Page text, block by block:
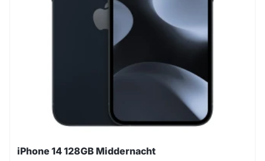
iPhone 14 128GB Middernacht